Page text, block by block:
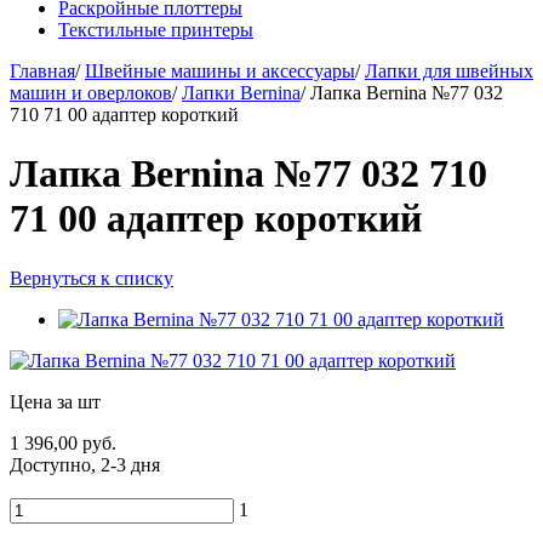
Раскройные плоттеры
Текстильные принтеры
Главная/ Швейные машины и аксессуары/ Лапки для швейных
машин и оверлоков/ Лапки Bernina/ Лапка Bernina №77 032
710 71 00 адаптер короткий
Лапка Bernina №77 032 710
71 00 адаптер короткий
Вернуться к списку
Цена за шт
1 396,00 руб.
Доступно, 2-3 дня
1